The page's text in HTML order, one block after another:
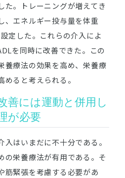
た。トレーニングが増えてき
、エネルギー投与量を体重
定した。これらの介入によ
を同時に改善できた。この
養療法の効果を高め、栄養療
ると考えられる。
善には運動と併用し
が必要
はいまだに不十分である。
の栄養療法が有用である。そ
筋緊張を考慮する必要があ